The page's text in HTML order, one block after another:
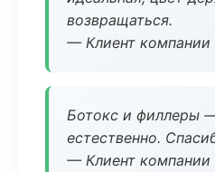
возвращаться.
— Клиент компании
Ботокс и филлеры
естественно.
— Клиент компании